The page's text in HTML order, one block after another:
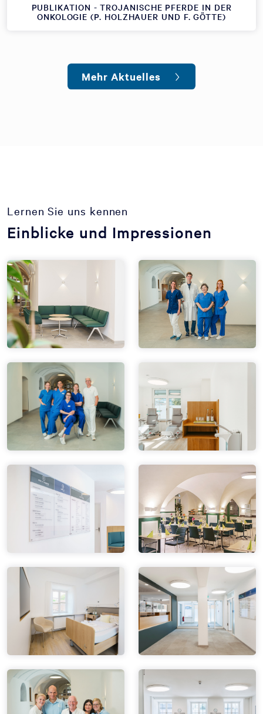
PUBLIKATION - TROJANISCHE PFERDE IN DER
ONKOLOGIE (P. HOLZHAUER UND F. GÖTTE)
Mehr Aktuelles
Lernen Sie uns kennen
Einblicke und Impressionen